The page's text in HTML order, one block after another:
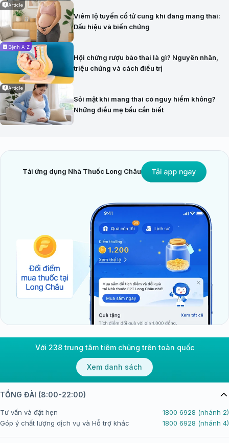
Article
Viêm lộ tuyến cổ tử cung khi đang mang thai:
Dấu hiệu và biến chứng
Bệnh A-Z
Hội chứng rượu bào thai là gì? Nguyên nhân,
triệu chứng và cách điều trị
Article
Sỏi mật khi mang thai có nguy hiểm không?
Những điều mẹ bầu cần biết
Tải ứng dụng Nhà Thuốc Long Châu
Với 238 trung tâm tiêm chủng trên toàn quốc
Xem danh sách
TỔNG ĐÀI (8:00-22:00)
Tư vấn và đặt hẹn
1800 6928 (nhánh 2)
Góp ý chất lượng dịch vụ và Hỗ trợ khác
1800 6928 (nhánh 4)